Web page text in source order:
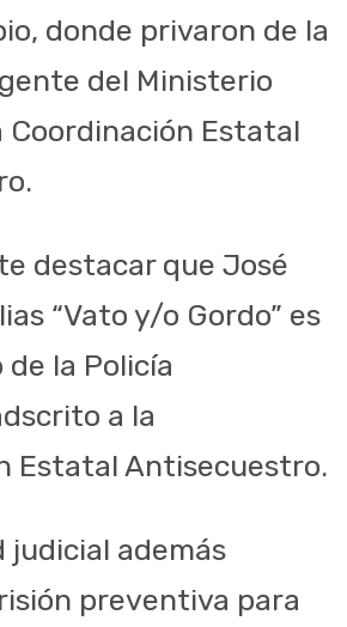
donde privaron de la
del Ministerio
Coordinación Estatal
destacar que José
“Vato y/o Gordo” es
la Policía
a la
Estatal Antisecuestro.
judicial además
preventiva para